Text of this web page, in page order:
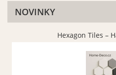
NOVINKY
Hexagon Tiles –